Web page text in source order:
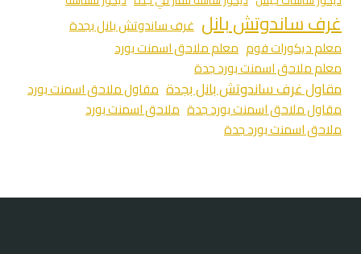
غرف ساندوتش بانل غرف ساندوتش بانل بجدة
معلم ديكورات فوم معلم ملاحق اسمنت بورد
معلم ملاحق اسمنت بورد جدة
مقاول غرف ساندوتش بانل بجدة مقاول ملاحق اسمنت بورد
مقاول ملاحق اسمنت بورد جدة ملاحق اسمنت بورد
ملاحق اسمنت بورد جدة